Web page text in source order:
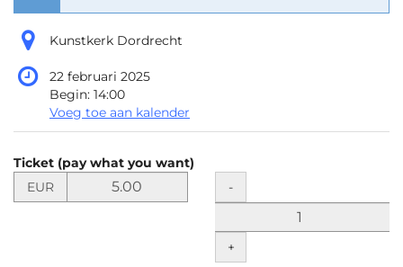
Kunstkerk Dordrecht
22 februari 2025
Begin: 14:00
Voeg toe aan kalender
Niet-
gecategoriseerde
Ticket (pay what you want)
Stel
de
EUR Hoeveelheid
-
+